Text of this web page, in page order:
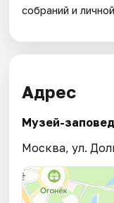
собраний и
Адрес
Музей-
Москва, ул.